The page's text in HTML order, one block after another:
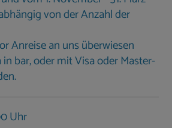
von der Anzahl der
Anreise an uns überwiesen
bar, oder mit Visa oder Master-
Uhr